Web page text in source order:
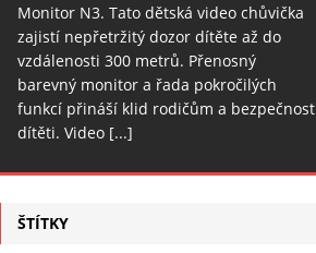
Monitor N3. Tato dětská video chůvička
zajistí nepřetržitý dozor dítěte až do
vzdálenosti 300 metrů. Přenosný
barevný monitor a řada pokročilých
funkcí přináší klid rodičům a bezpečnost
dítěti. Video [...]
ŠTÍTKY